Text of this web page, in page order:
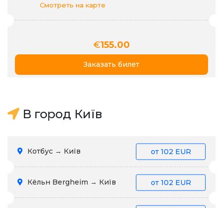
Смотреть на карте
€155.00
Заказать билет
В город Київ
Котбус → Київ от 102 EUR
Кёльн Bergheim → Київ от 102 EUR